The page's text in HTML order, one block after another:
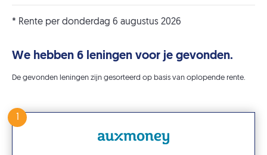
* Rente per donderdag 6 augustus 2026
We hebben 6 leningen voor je gevonden.
De gevonden leningen zijn gesorteerd op basis van oplopende rente.